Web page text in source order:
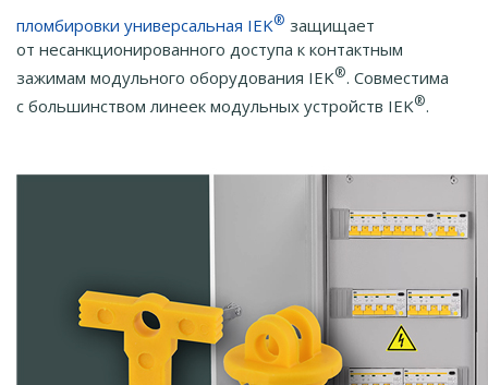
пломбировки универсальная IEK® защищает
от несанкционированного доступа к контактным
зажимам модульного оборудования IEK®. Совместима
с большинством линеек модульных устройств IEK®.